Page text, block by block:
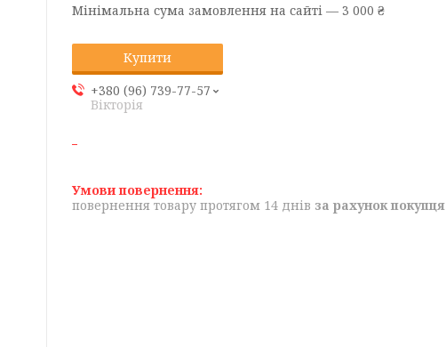
Мінімальна сума замовлення на сайті — 3 000 ₴
Купити
+380 (96) 739-77-57
Вікторія
повернення товару протягом 14 днів за рахунок покупця